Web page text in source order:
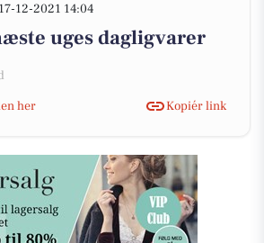
17-12-2021 14:04
uges dagligvarer
her
Kopiér link